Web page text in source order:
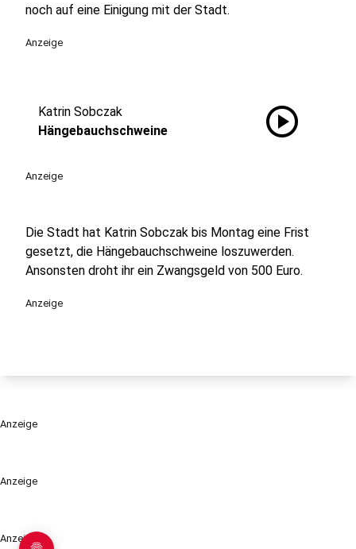
Anzeige
Anzeige
noch auf eine Einigung mit der Stadt.
Anzeige
Katrin Sobczak
Hängebauchschweine
play_circle
Anzeige
Die Stadt hat Katrin Sobczak bis Montag eine Frist
gesetzt, die Hängebauchschweine loszuwerden.
Ansonsten droht ihr ein Zwangsgeld von 500 Euro.
Anzeige
Anzeige